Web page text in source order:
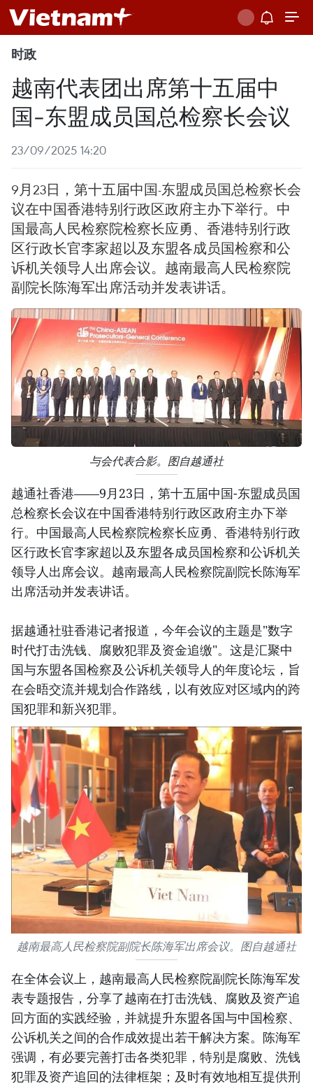
时政
越南代表团出席第十五届中
国-东盟成员国总检察长会议
23/09/2025 14:20
9月23日，第十五届中国-东盟成员国总检察长会
议在中国香港特别行政区政府主办下举行。中
国最高人民检察院检察长应勇、香港特别行政
区行政长官李家超以及东盟各成员国检察和公
诉机关领导人出席会议。越南最高人民检察院
副院长陈海军出席活动并发表讲话。
与会代表合影。图自越通社
越通社香港——9月23日，第十五届中国-东盟成员国
总检察长会议在中国香港特别行政区政府主办下举
行。中国最高人民检察院检察长应勇、香港特别行政
区行政长官李家超以及东盟各成员国检察和公诉机关
领导人出席会议。越南最高人民检察院副院长陈海军
出席活动并发表讲话。
据越通社驻香港记者报道，今年会议的主题是"数字
时代打击洗钱、腐败犯罪及资金追缴"。这是汇聚中
国与东盟各国检察及公诉机关领导人的年度论坛，旨
在会晤交流并规划合作路线，以有效应对区域内的跨
国犯罪和新兴犯罪。
越南最高人民检察院副院长陈海军出席会议。图自越通社
在全体会议上，越南最高人民检察院副院长陈海军发
表专题报告，分享了越南在打击洗钱、腐败及资产追
回方面的实践经验，并就提升东盟各国与中国检察、
公诉机关之间的合作成效提出若干解决方案。陈海军
强调，有必要完善打击各类犯罪，特别是腐败、洗钱
犯罪及资产追回的法律框架；及时有效地相互提供刑